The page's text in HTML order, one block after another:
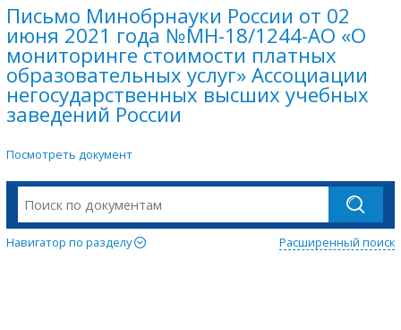
Письмо Минобрнауки России от 02
июня 2021 года №МН-18/1244-АО «О
мониторинге стоимости платных
образовательных услуг» Ассоциации
негосударственных высших учебных
заведений России
Посмотреть документ
Навигатор по разделу Расширенный поиск